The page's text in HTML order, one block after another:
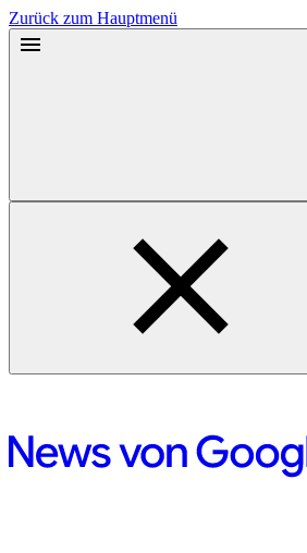
Zurück zum Hauptmenü